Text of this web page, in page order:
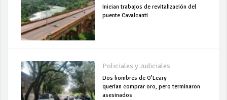
Inician trabajos de revitalización del
puente Cavalcanti
Policiales y Judiciales
Dos hombres de O’Leary
querían comprar oro, pero terminaron
asesinados